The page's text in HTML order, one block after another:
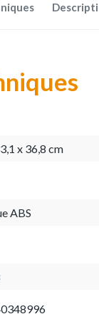
x 36,8 cm
ABS